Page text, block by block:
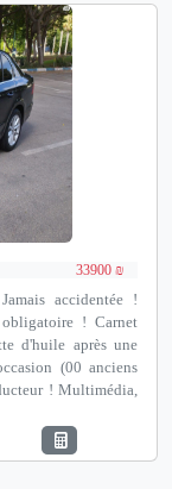
33900 ₪
accidentée !
! Carnet
d'huile après une
(00 anciens
! Multimédia,
! Notre adresse
avant achat